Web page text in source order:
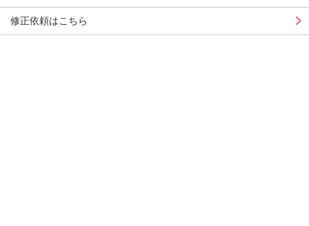
修正依頼はこちら